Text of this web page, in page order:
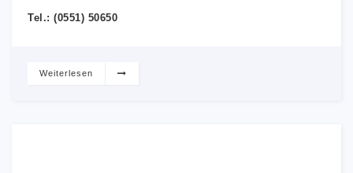
Tel.: (0551) 50650
Weiterlesen